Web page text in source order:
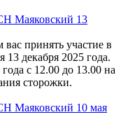
Маяковский 13
принять участие в
13 декабря 2025 года.
с 12.00 до 13.00 на
сторожки.
Маяковский 10 мая